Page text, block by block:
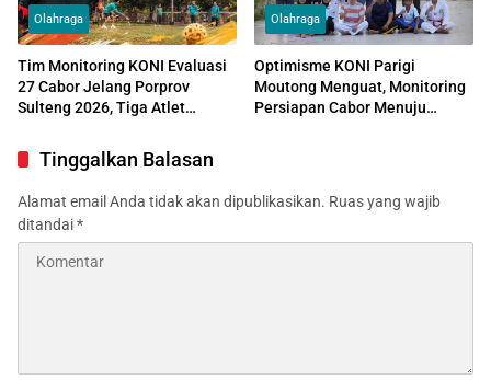
Olahraga
Tim Monitoring KONI Evaluasi
27 Cabor Jelang Porprov
Sulteng 2026, Tiga Atlet
Morowali Dipastikan Gagal
Tampil
Olahraga
Optimisme KONI Parigi
Moutong Menguat, Monitoring
Persiapan Cabor Menuju
Tinggalkan Balasan
Alamat email Anda tidak akan dipublikasikan. Ruas yang wajib
ditandai*